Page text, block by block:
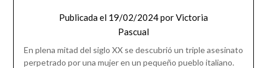
Publicada el 19/02/2024porVictoria
Pascual
En plena mitad del siglo XX se descubrió un triple asesinato
perpetrado por una mujer en un pequeño pueblo italiano.